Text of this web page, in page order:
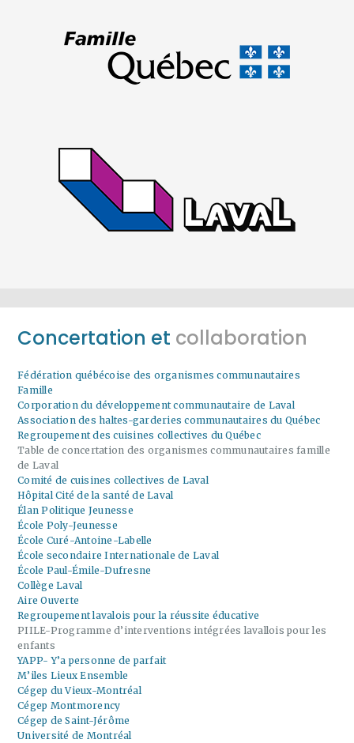
Concertation et collaboration
Fédération québécoise des organismes communautaires
Famille
Corporation du développement communautaire de Laval
Association des haltes-garderies communautaires du Québec
Regroupement des cuisines collectives du Québec
Table de concertation des organismes communautaires famille
de Laval
Comité de cuisines collectives de Laval
Hôpital Cité de la santé de Laval
Élan Politique Jeunesse
École Poly-Jeunesse
École Curé-Antoine-Labelle
École secondaire Internationale de Laval
École Paul-Émile-Dufresne
Collège Laval
Aire Ouverte
Regroupement lavalois pour la réussite éducative
PIILE-Programme d’interventions intégrées lavallois pour les
enfants
YAPP- Y’a personne de parfait
M’iles Lieux Ensemble
Cégep du Vieux-Montréal
Cégep Montmorency
Cégep de Saint-Jérôme
Université de Montréal